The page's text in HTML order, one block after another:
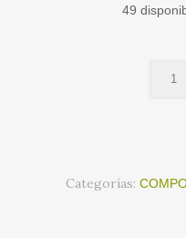
49
Categorías: